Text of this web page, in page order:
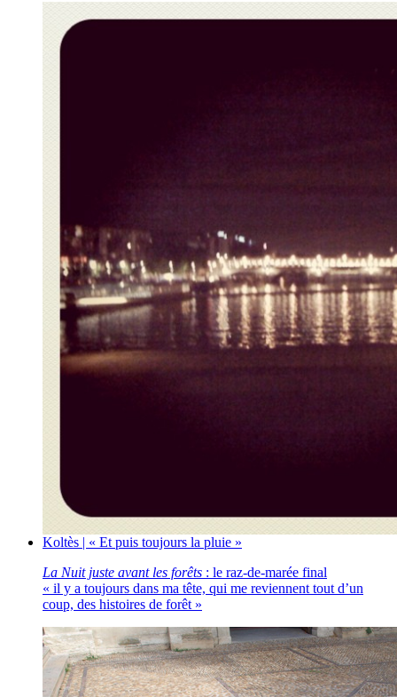
Koltès | « Et puis toujours la pluie »
La Nuit juste avant les forêts : le raz-de-marée final
« il y a toujours dans ma tête, qui me reviennent tout d’un
coup, des histoires de forêt »